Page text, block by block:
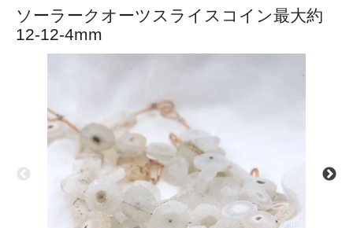
ソーラークオーツスライスコイン最大約
12-12-4mm